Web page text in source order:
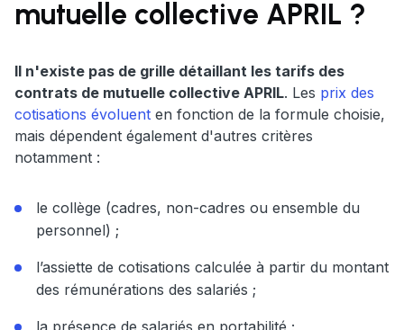
mutuelle collective APRIL ?
Il n'existe pas de grille détaillant les tarifs des
contrats de mutuelle collective APRIL. Les prix des
cotisations évoluent en fonction de la formule choisie,
mais dépendent également d'autres critères
notamment :
le collège (cadres, non-cadres ou ensemble du
personnel) ;
l’assiette de cotisations calculée à partir du montant
des rémunérations des salariés ;